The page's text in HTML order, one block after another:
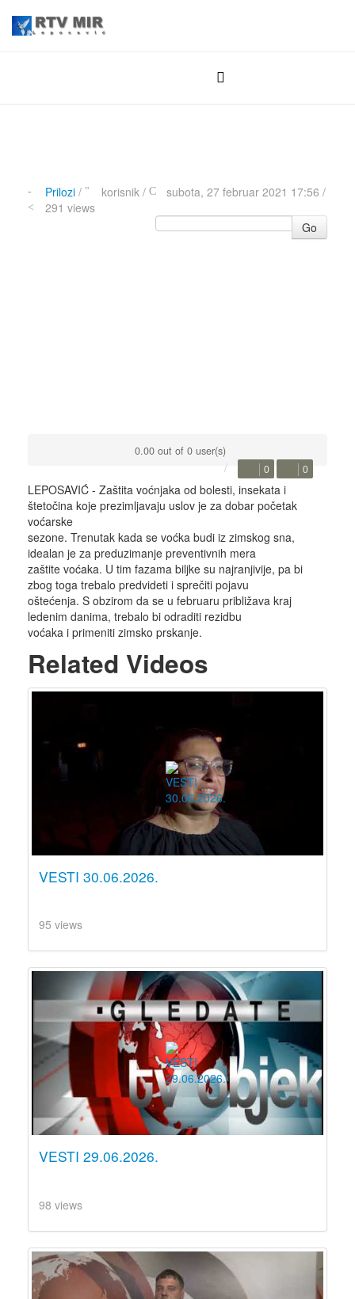
Prilozi/ korisnik /
subota, 27 februar 2021 17:56 /
291 views
Go
0.00 out of 0 user(s)
0 0
LEPOSAVIĆ - Zaštita voćnjaka od bolesti, insekata i
štetočina koje prezimljavaju uslov je za dobar početak
voćarske
sezone. Trenutak kada se voćka budi iz zimskog sna,
idealan je za preduzimanje preventivnih mera
zaštite voćaka. U tim fazama biljke su najranjivije, pa bi
zbog toga trebalo predvideti i sprečiti pojavu
oštećenja. S obzirom da se u februaru približava kraj
ledenim danima, trebalo bi odraditi rezidbu
voćaka i primeniti zimsko prskanje.
Related Videos
VESTI 30.06.2026.
95 views
VESTI 29.06.2026.
98 views